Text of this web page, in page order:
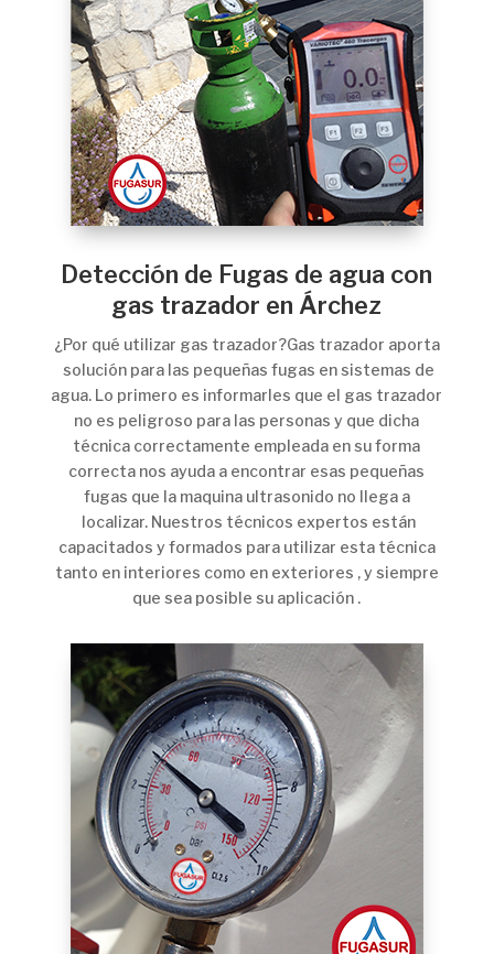
Detección de Fugas de agua con
gas trazador en Árchez
¿Por qué utilizar gas trazador?Gas trazador aporta
solución para las pequeñas fugas en sistemas de
agua. Lo primero es informarles que el gas trazador
no es peligroso para las personas y que dicha
técnica correctamente empleada en su forma
correcta nos ayuda a encontrar esas pequeñas
fugas que la maquina ultrasonido no llega a
localizar. Nuestros técnicos expertos están
capacitados y formados para utilizar esta técnica
tanto en interiores como en exteriores , y siempre
que sea posible su aplicación .